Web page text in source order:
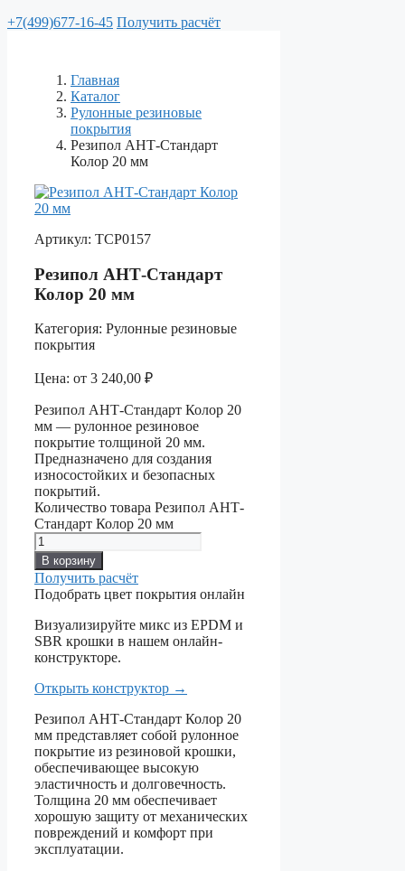
+7(499)677-16-45 Получить расчёт
Главная
Каталог
Рулонные резиновые
покрытия
Резипол АНТ-Стандарт
Колор 20 мм
Артикул: ТСР0157
Резипол АНТ-Стандарт
Колор 20 мм
Категория: Рулонные резиновые
покрытия
Цена: от 3 240,00 ₽
Резипол АНТ-Стандарт Колор 20
мм — рулонное резиновое
покрытие толщиной 20 мм.
Предназначено для создания
износостойких и безопасных
покрытий.
Количество товара Резипол АНТ-
Стандарт Колор 20 мм
В корзину
Получить расчёт
Подобрать цвет покрытия онлайн
Визуализируйте микс из EPDM и
SBR крошки в нашем онлайн-
конструкторе.
Открыть конструктор →
Резипол АНТ-Стандарт Колор 20
мм представляет собой рулонное
покрытие из резиновой крошки,
обеспечивающее высокую
эластичность и долговечность.
Толщина 20 мм обеспечивает
хорошую защиту от механических
повреждений и комфорт при
эксплуатации.